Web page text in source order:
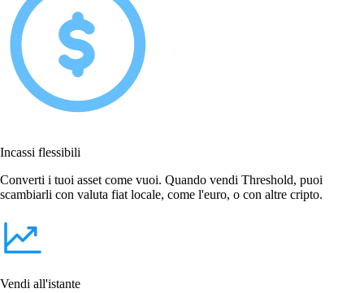
Incassi flessibili
Converti i tuoi asset come vuoi. Quando vendi Threshold, puoi
scambiarli con valuta fiat locale, come l'euro, o con altre cripto.
Vendi all'istante